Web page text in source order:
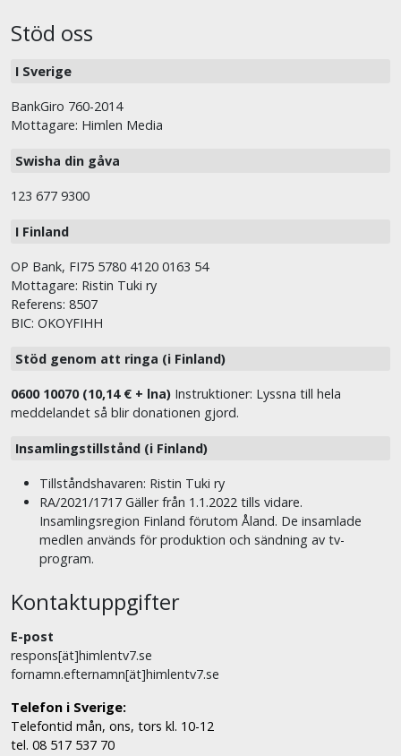
Stöd oss
I Sverige
BankGiro 760-2014
Mottagare: Himlen Media
Swisha din gåva
123 677 9300
I Finland
OP Bank, FI75 5780 4120 0163 54
Mottagare: Ristin Tuki ry
Referens: 8507
BIC: OKOYFIHH
Stöd genom att ringa (i Finland)
0600 10070 (10,14 € + lna) Instruktioner: Lyssna till hela
meddelandet så blir donationen gjord.
Insamlingstillstånd (i Finland)
Tillståndshavaren: Ristin Tuki ry
RA/2021/1717 Gäller från 1.1.2022 tills vidare.
Insamlingsregion Finland förutom Åland. De insamlade
medlen används för produktion och sändning av tv-
program.
Kontaktuppgifter
E-post
respons[ät]himlentv7.se
fornamn.efternamn[ät]himlentv7.se
Telefon i Sverige:
Telefontid mån, ons, tors kl. 10-12
tel. 08 517 537 70